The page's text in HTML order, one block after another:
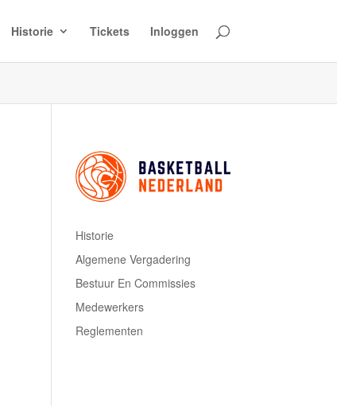
Historie Tickets Inloggen
Historie
Algemene Vergadering
Bestuur En Commissies
Medewerkers
Reglementen